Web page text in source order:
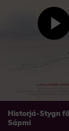
Historjá-Stygn
Sápmi